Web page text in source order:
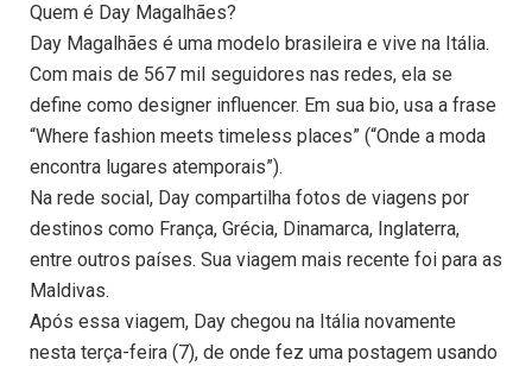
Quem é Day Magalhães?
Day Magalhães é uma modelo brasileira e vive na Itália.
Com mais de 567 mil seguidores nas redes, ela se
define como designer influencer. Em sua bio, usa a frase
“Where fashion meets timeless places” (“Onde a moda
encontra lugares atemporais”).
Na rede social, Day compartilha fotos de viagens por
destinos como França, Grécia, Dinamarca, Inglaterra,
entre outros países. Sua viagem mais recente foi para as
Maldivas.
Após essa viagem, Day chegou na Itália novamente
nesta terça-feira (7), de onde fez uma postagem usando